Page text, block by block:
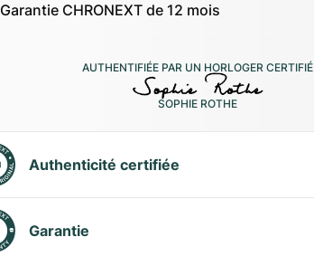
Garantie CHRONEXT de 12 mois
AUTHENTIFIÉE PAR UN HORLOGER CERTIFIÉ
SOPHIE ROTHE
Authenticité certifiée
Garantie